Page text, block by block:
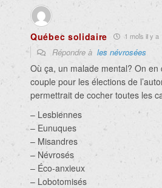
Québec solidaire 1 mois il y a
Répondre à les névrosées
Où ça, un malade mental? On
couple pour les élections de
permettrait de cocher toutes les
– Lesbiennes
– Eunuques
– Misandres
– Névrosés
– Éco-anxieux
– Lobotomisés